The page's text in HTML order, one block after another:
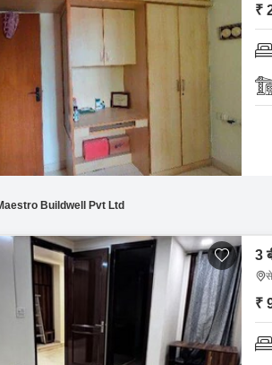
False Ceiling Design
TV Unit Design
Wall Paint Design
Wall Design
Window Design
Tiles Design
Kitchen Tiles Design
Kitchen False Ceiling Design
Staircase Design
Door Design
Crockery Unit Design
Study Room Design
Mortgage
SuperAgent Pro
₹
Buildwell Pvt Ltd
3
₹